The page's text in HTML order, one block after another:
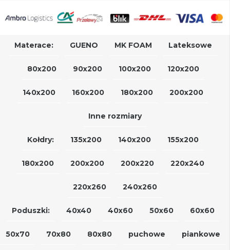
Materace: GUENO MK FOAM Lateksowe
80x200 90x200 100x200 120x200
140x200 160x200 180x200 200x200
Inne rozmiary
Kołdry: 135x200 140x200 155x200
180x200 200x200 200x220 220x240
220x260 240x260
Poduszki: 40x40 40x60 50x60 60x60
50x70 70x80 80x80 puchowe piankowe